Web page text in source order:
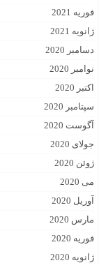
فوریه 2021
ژانویه 2021
دسامبر 2020
نوامبر 2020
اکتبر 2020
سپتامبر 2020
آگوست 2020
جولای 2020
ژوئن 2020
می 2020
آوریل 2020
مارس 2020
فوریه 2020
ژانویه 2020